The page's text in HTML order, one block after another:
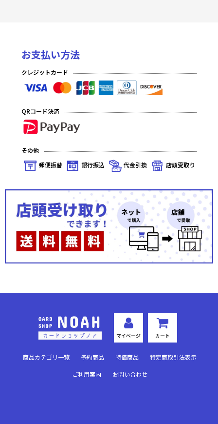
サンパン/Cake Rabbits
逸遊団/ぱる家
Scarlet Agents & X valkyry
アレマテオレマ
アクアアルタ
あゆ屋
かっぱ工房
セルゲーム
お支払い方法
クレジットカード
QRコード決済
その他
郵便振替
銀行振込 代金引換 店頭受取り
マイページ カート
商品カテゴリ一覧 予約商品 特価商品 特定商取引法表示
ご利用案内 お問い合わせ